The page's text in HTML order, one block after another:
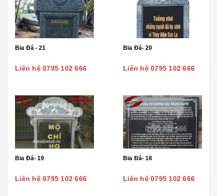
Bia Đá - 21
Liên hệ 0795 102 666
Bia Đá- 20
Liên hệ 0795 102 666
Bia Đá- 19
Liên hệ 0795 102 666
Bia Đá- 18
Liên hệ 0795 102 666